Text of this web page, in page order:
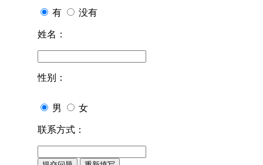
有 没有
姓名：
性别：
男 女
联系方式：